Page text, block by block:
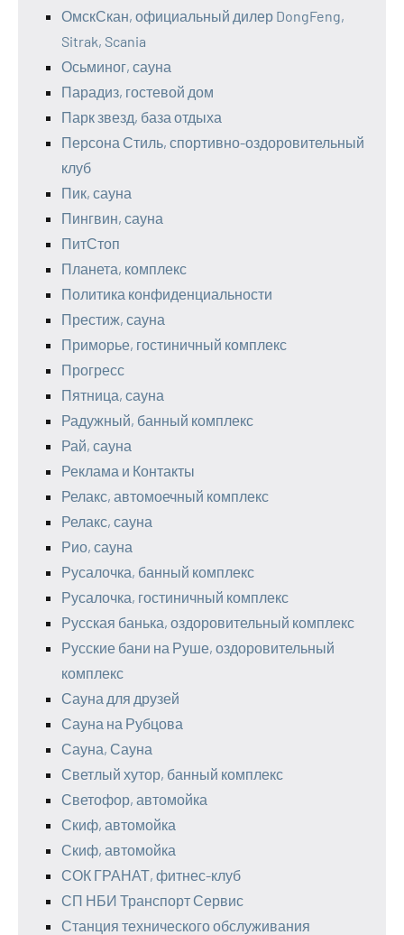
ОмскСкан, официальный дилер DongFeng,
Sitrak, Scania
Осьминог, сауна
Парадиз, гостевой дом
Парк звезд, база отдыха
Персона Стиль, спортивно-оздоровительный
клуб
Пик, сауна
Пингвин, сауна
ПитСтоп
Планета, комплекс
Политика конфиденциальности
Престиж, сауна
Приморье, гостиничный комплекс
Прогресс
Пятница, сауна
Радужный, банный комплекс
Рай, сауна
Реклама и Контакты
Релакс, автомоечный комплекс
Релакс, сауна
Рио, сауна
Русалочка, банный комплекс
Русалочка, гостиничный комплекс
Русская банька, оздоровительный комплекс
Русские бани на Руше, оздоровительный
комплекс
Сауна для друзей
Сауна на Рубцова
Сауна, Сауна
Светлый хутор, банный комплекс
Светофор, автомойка
Скиф, автомойка
Скиф, автомойка
СОК ГРАНАТ, фитнес-клуб
СП НБИ Транспорт Сервис
Станция технического обслуживания